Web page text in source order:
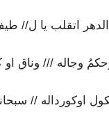
اتقلب يا ل//
وجاله /// وناق او
اوكورداله //